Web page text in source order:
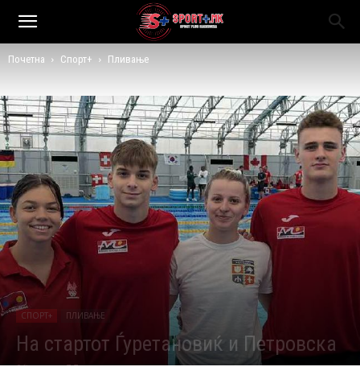
Почетна Спорт+ Пливање
СПОРТ+ ПЛИВАЊЕ
На стартот Ѓуретановиќ и Петровска
Објавено од ДД - 22/07/2023 612